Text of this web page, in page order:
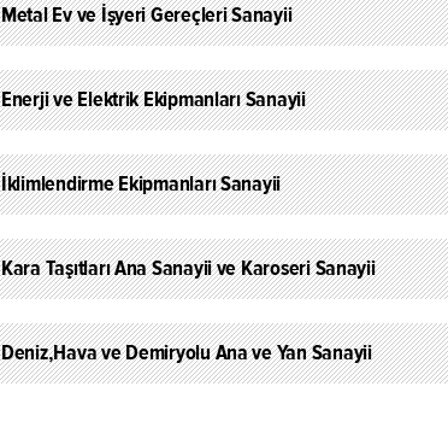
Metal Ev ve İşyeri Gereçleri Sanayii
Enerji ve Elektrik Ekipmanları Sanayii
İklimlendirme Ekipmanları Sanayii
Kara Taşıtları Ana Sanayii ve Karoseri Sanayii
Deniz,Hava ve Demiryolu Ana ve Yan Sanayii